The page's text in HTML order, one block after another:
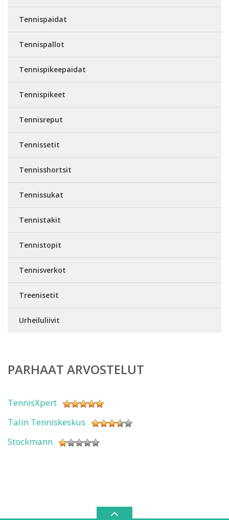
Tennispaidat
Tennispallot
Tennispikeepaidat
Tennispikeet
Tennisreput
Tennissetit
Tennisshortsit
Tennissukat
Tennistakit
Tennistopit
Tennisverkot
Treenisetit
Urheiluliivit
PARHAAT ARVOSTELUT
TennisXpert
Talin Tenniskeskus
Stockmann